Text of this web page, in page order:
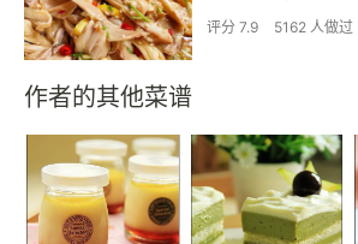
评分 7.9 5162 人做过
作者的其他菜谱